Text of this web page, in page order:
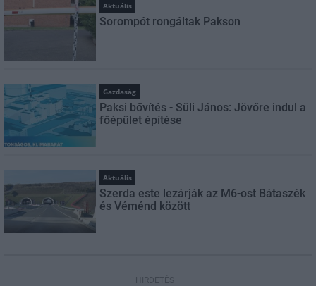
Aktuális
Sorompót rongáltak Pakson
Gazdaság
Paksi bővítés - Süli János: Jövőre indul a
főépület építése
Aktuális
Szerda este lezárják az M6-ost Bátaszék
és Véménd között
HIRDETÉS